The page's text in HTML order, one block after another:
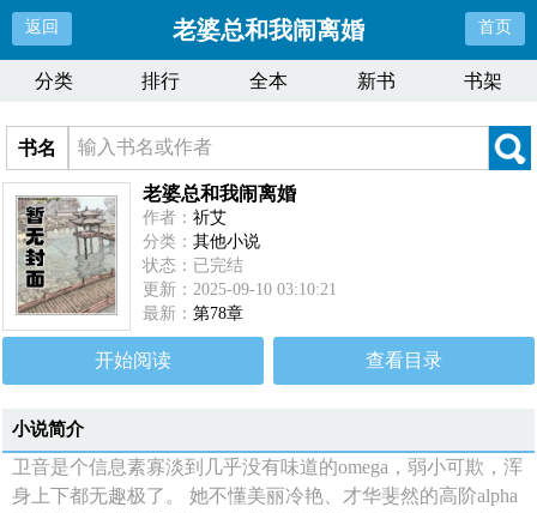
返回 老婆总和我闹离婚 首页
分类 排行 全本 新书 书架
书名
老婆总和我闹离婚
作者：祈艾
分类：其他小说
状态：已完结
更新：2025-09-10 03:10:21
最新：第78章
开始阅读 查看目录
小说简介
卫音是个信息素寡淡到几乎没有味道的omega，弱小可欺，浑
身上下都无趣极了。 她不懂美丽冷艳、才华斐然的高阶alpha